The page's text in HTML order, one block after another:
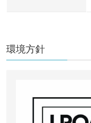
環境方針